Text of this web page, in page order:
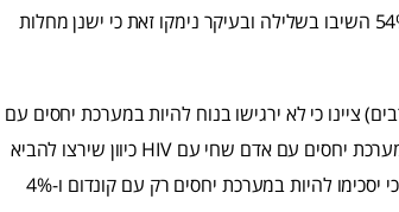
₪ (46% השיבו בחיוב ובעיקר נימקו זאת כי זה יוריד את החרדות בעוד 54% השיבו בשלילה ובעיקר נימקו זאת כי ישנן מחלות
המשיבים (יהודים וערבים) ציינו כי לא ירגישו בנוח להיות במערכת יחסים עם
אדם שחי עם HIV. רבע מכלל המשיבים ענו כי לא ירגישו בנוח להיות במערכת יחסים עם אדם שחי עם HIV כיוון שירצו להביא
ילדים לעולם. בנוסף, 54% ענו כי לא ירגישו בנוח באופן כללי, 17% ענו כי יסכימו להיות במערכת יחסים רק עם קונדום ו-4%